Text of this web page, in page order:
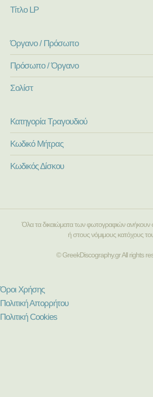
Τίτλο LP
Όργανο / Πρόσωπο
Πρόσωπο / Όργανο
Σολίστ
Κατηγορία Τραγουδιού
Κωδικό Μήτρας
Κωδικός Δίσκου
Όλα τα δικαιώματα των φωτογραφιών ανήκουν
ή στους νόμιμους κατόχους
© GreekDiscography.gr All rights
Όροι Χρήσης
Πολιτική Απορρήτου
Πολιτική Cookies